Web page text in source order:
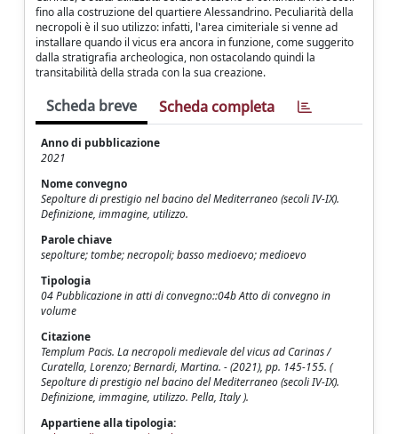
fino alla costruzione del quartiere Alessandrino. Peculiarità della
necropoli è il suo utilizzo: infatti, l'area cimiteriale si venne ad
installare quando il vicus era ancora in funzione, come suggerito
dalla stratigrafia archeologica, non ostacolando quindi la
transitabilità della strada con la sua creazione.
Scheda breve Scheda completa
Anno di pubblicazione
2021
Nome convegno
Sepolture di prestigio nel bacino del Mediterraneo (secoli IV-IX).
Definizione, immagine, utilizzo.
Parole chiave
sepolture; tombe; necropoli; basso medioevo; medioevo
Tipologia
04 Pubblicazione in atti di convegno::04b Atto di convegno in
volume
Citazione
Templum Pacis. La necropoli medievale del vicus ad Carinas /
Curatella, Lorenzo; Bernardi, Martina. - (2021), pp. 145-155. (
Sepolture di prestigio nel bacino del Mediterraneo (secoli IV-IX).
Definizione, immagine, utilizzo. Pella, Italy ).
Appartiene alla tipologia: